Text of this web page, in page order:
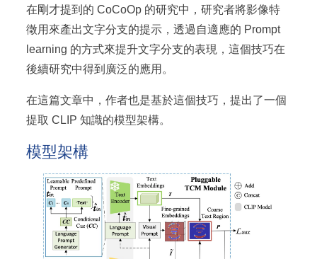
在剛才提到的 CoCoOp 的研究中，研究者將影像特
徵用來產出文字分支的提示，透過自適應的 Prompt
learning 的方式來提升文字分支的表現，這個技巧在
後續研究中得到廣泛的應用。
在這篇文章中，作者也是基於這個技巧，提出了一個
提取 CLIP 知識的模型架構。
模型架構